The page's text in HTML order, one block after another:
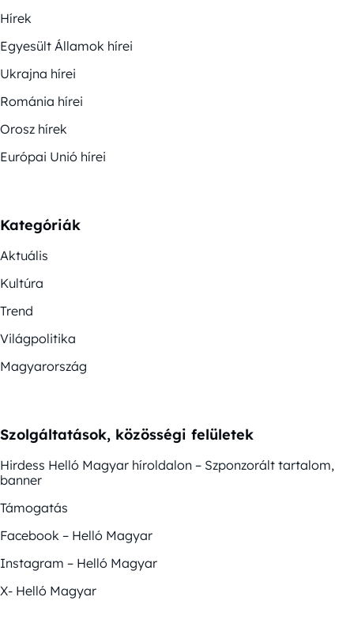
Hírek
Egyesült Államok hírei
Ukrajna hírei
Románia hírei
Orosz hírek
Európai Unió hírei
Kategóriák
Aktuális
Kultúra
Trend
Világpolitika
Magyarország
Szolgáltatások, közösségi felületek
Hirdess Helló Magyar híroldalon – Szponzorált tartalom,
banner
Támogatás
Facebook – Helló Magyar
Instagram – Helló Magyar
X- Helló Magyar